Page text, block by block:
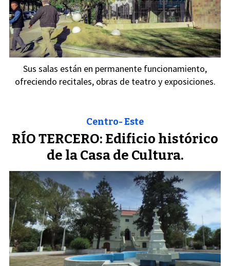
Sus salas están en permanente funcionamiento,
ofreciendo recitales, obras de teatro y exposiciones.
RÍO TERCERO: Edificio histórico
de la Casa de Cultura.
Centro- Este